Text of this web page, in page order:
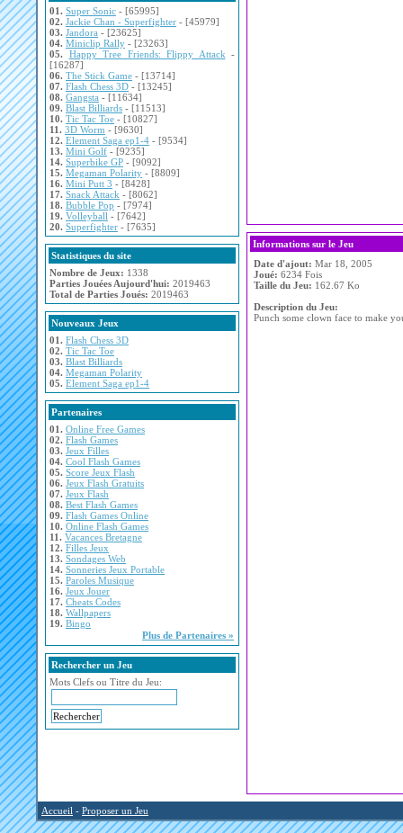
01. Super Sonic - [65995]
02. Jackie Chan - Superfighter - [45979]
03. Jandora - [23625]
04. Miniclip Rally - [23263]
05.
Happy Tree Friends: Flippy Attack -
[16287]
06. The Stick Game - [13714]
07. Flash Chess 3D - [13245]
08. Gangsta - [11634]
09. Blast Billiards - [11513]
10. Tic Tac Toe - [10827]
11. 3D Worm - [9630]
12. Element Saga ep1-4 - [9534]
13. Mini Golf - [9235]
14. Superbike GP - [9092]
15. Megaman Polarity - [8809]
16. Mini Putt 3 - [8428]
17. Snack Attack - [8062]
18. Bubble Pop - [7974]
19. Volleyball - [7642]
20. Superfighter - [7635]
Statistiques du site
Nombre de Jeux: 1338
Parties Jouées Aujourd'hui: 2019463
Total de Parties Joués: 2019463
Nouveaux Jeux
01. Flash Chess 3D
02. Tic Tac Toe
03. Blast Billiards
04. Megaman Polarity
05. Element Saga ep1-4
Partenaires
01. Online Free Games
02. Flash Games
03. Jeux Filles
04. Cool Flash Games
05. Score Jeux Flash
06. Jeux Flash Gratuits
07. Jeux Flash
08. Best Flash Games
09. Flash Games Online
10. Online Flash Games
11. Vacances Bretagne
12. Filles Jeux
13. Sondages Web
14. Sonneries Jeux Portable
15. Paroles Musique
16. Jeux Jouer
17. Cheats Codes
18. Wallpapers
19. Bingo
Plus de Partenaires »
Rechercher un Jeu
Mots Clefs ou Titre du Jeu:
Informations sur le Jeu
Date d'ajout: Mar 18, 2005
Joué: 6234 Fois
Taille du Jeu: 162.67 Ko
Description du Jeu:
Punch some clown face to make
Accueil - Proposer un Jeu